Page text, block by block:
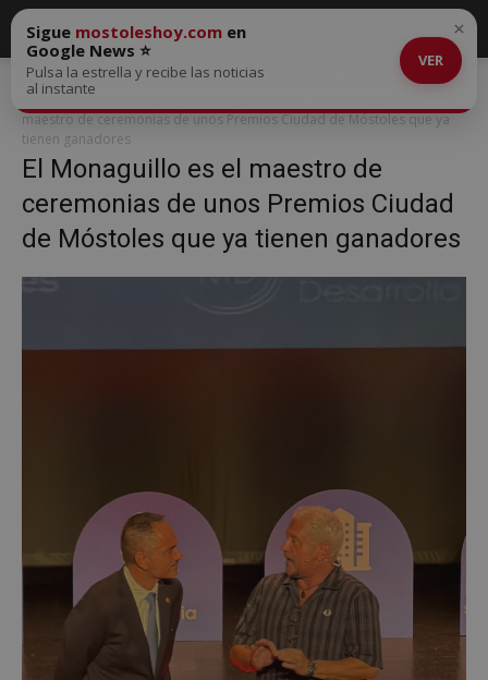
Inicio
El Monaguillo es el maestro de ceremonias de unos Premios
Ciudad de Móstoles que ya tienen ganadores
maestro de ceremonias de unos Premios Ciudad de Móstoles que ya
tienen ganadores
El Monaguillo es el maestro de
ceremonias de unos Premios Ciudad
de Móstoles que ya tienen ganadores
Sigue mostoleshoy.com en
Google News ⭐
Pulsa la estrella y recibe las noticias
al instante
VER
×